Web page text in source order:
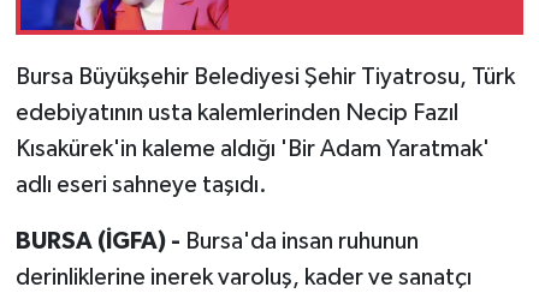
Bursa Büyükşehir Belediyesi Şehir Tiyatrosu, Türk
edebiyatının usta kalemlerinden Necip Fazıl
Kısakürek'in kaleme aldığı 'Bir Adam Yaratmak'
adlı eseri sahneye taşıdı.
BURSA (İGFA) - Bursa'da insan ruhunun
derinliklerine inerek varoluş, kader ve sanatçı